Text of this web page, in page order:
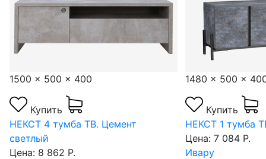
1480 x 500 x 400
Купить
НЕКСТ 1 тумба ТВ. Камень тёмный
Цена: 7 084 Р.
Ивару
1480 x 500 x
Купить
НЕКСТ 1 тумба
Цена: 7 448 Р.
Ивару